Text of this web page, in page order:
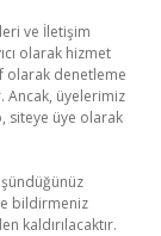
ve İletişim
olarak hizmet
olarak denetleme
Ancak, üyelerimiz
siteye üye olarak
bildirmeniz
kaldırılacaktır.